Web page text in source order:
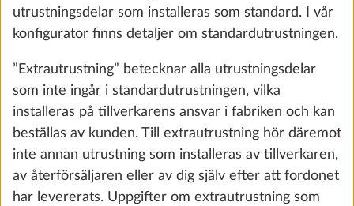
Garage vid våningssäng (Ej med ALDE.
Skrivtavla under säng utgår)
Mer
utrustningsdelar som installeras som standard. I vår
konfigurator finns detaljer om standardutrustningen.
”Extrautrustning” betecknar alla utrustningsdelar
som inte ingår i standardutrustningen, vilka
installeras på tillverkarens ansvar i fabriken och kan
beställas av kunden. Till extrautrustning hör däremot
inte annan utrustning som installeras av tillverkaren,
av återförsäljaren eller av dig själv efter att fordonet
har levererats. Uppgifter om extrautrustning som